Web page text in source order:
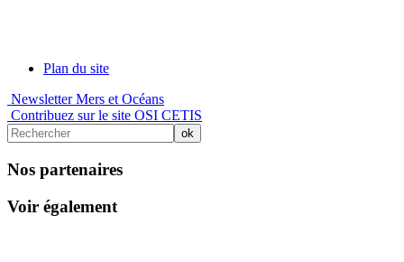
Plan du site
Newsletter Mers et Océans
Contribuez sur le site OSI CETIS
Nos partenaires
Voir également